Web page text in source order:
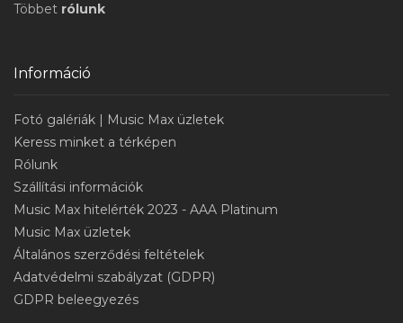
Többet rólunk
Információ
Fotó galériák | Music Max üzletek
Keress minket a térképen
Rólunk
Szállítási információk
Music Max hitelérték 2023 - AAA Platinum
Music Max üzletek
Általános szerződési feltételek
Adatvédelmi szabályzat (GDPR)
GDPR beleegyezés